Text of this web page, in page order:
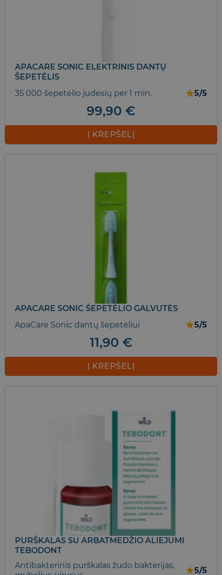
APACARE SONIC ELEKTRINIS DANTŲ
ŠEPETĖLIS
35 000 šepetėlio judesių per 1 min.
★5/5
99,90 €
Į KREPŠELĮ
APACARE SONIC ŠEPETĖLIO GALVUTĖS
ApaCare Sonic dantų šepetėliui
★5/5
11,90 €
Į KREPŠELĮ
PURŠKALAS SU ARBATMEDŽIO ALIEJUMI
TEBODONT
Antibakterinis purškalas žudo bakterijas,
★5/5